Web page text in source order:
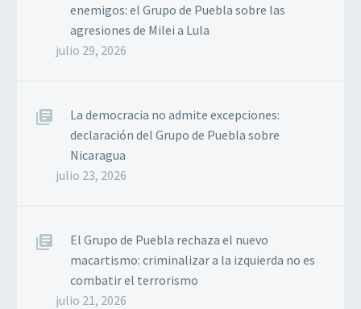
enemigos: el Grupo de Puebla sobre las
agresiones de Milei a Lula
julio 29, 2026
La democracia no admite excepciones:
declaración del Grupo de Puebla sobre
Nicaragua
julio 23, 2026
El Grupo de Puebla rechaza el nuevo
macartismo: criminalizar a la izquierda no es
combatir el terrorismo
julio 21, 2026